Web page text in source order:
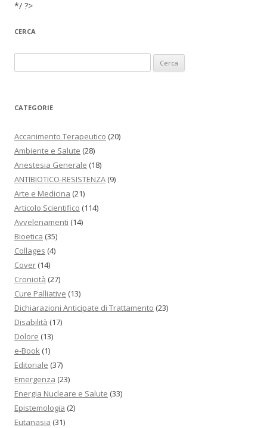
*/ ?>
CERCA
CATEGORIE
Accanimento Terapeutico (20)
Ambiente e Salute (28)
Anestesia Generale (18)
ANTIBIOTICO-RESISTENZA (9)
Arte e Medicina (21)
Articolo Scientifico (114)
Avvelenamenti (14)
Bioetica (35)
Collages (4)
Cover (14)
Cronicità (27)
Cure Palliative (13)
Dichiarazioni Anticipate di Trattamento (23)
Disabilità (17)
Dolore (13)
e-Book (1)
Editoriale (37)
Emergenza (23)
Energia Nucleare e Salute (33)
Epistemologia (2)
Eutanasia (31)